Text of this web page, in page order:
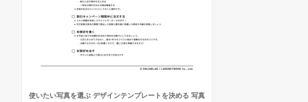
使いたい写真を選ぶ デザインテンプレートを決める 写真